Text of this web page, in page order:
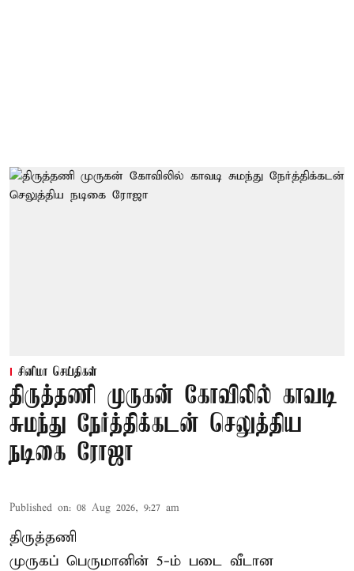
சினிமா செய்திகள்
திருத்தணி முருகன் கோவிலில் காவடி
சுமந்து நேர்த்திக்கடன் செலுத்திய
நடிகை ரோஜா
Published on: 08 Aug 2026, 9:27 am
திருத்தணி
முருகப் பெருமானின் 5-ம் படை வீடான